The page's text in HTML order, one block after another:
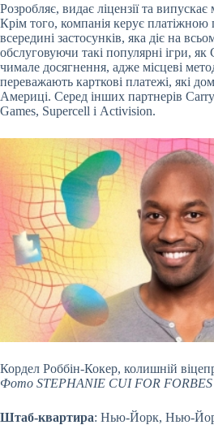
Розробляє, видає ліцензії та
Крім того, компанія керує
всередині застосунків, яка діє на
обслуговуючи такі популярні ігри,
чимале досягнення, адже місцеві
переважають карткові платежі, які
Америці. Серед інших партнерів
Games, Supercell і Activision.
Кордел Роббін-Кокер, колишній
Фото STEPHANIE CUI FOR FORBES
Штаб-квартира: Нью-Йорк, Нью-